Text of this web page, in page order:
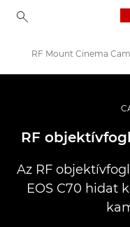
EOS C70
RF Mount Cinema
RF
Az RF
EOS C70 hidat